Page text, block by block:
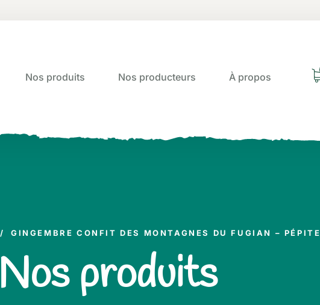
Nos produits Nos producteurs À propos
/ GINGEMBRE CONFIT DES MONTAGNES DU FUGIAN – PÉPITE
Nos produits